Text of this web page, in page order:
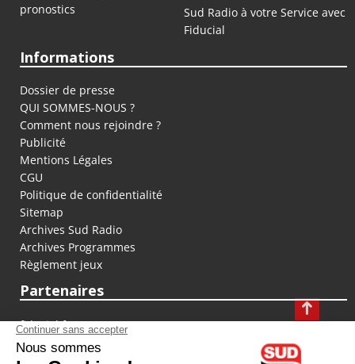
pronostics
Sud Radio à votre Service avec
Fiducial
Informations
Dossier de presse
QUI SOMMES-NOUS ?
Comment nous rejoindre ?
Publicité
Mentions Légales
CGU
Politique de confidentialité
Sitemap
Archives Sud Radio
Archives Programmes
Règlement jeux
Partenaires
fiducial.fr
lyoncapitale.fr